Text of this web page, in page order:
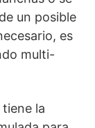
un posible
es
multi-
la